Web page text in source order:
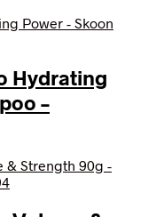
Hydrating
–